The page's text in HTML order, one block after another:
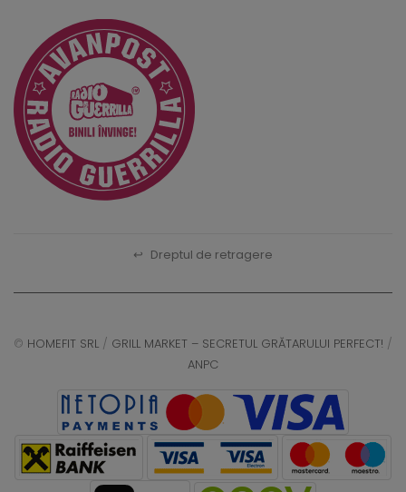
↩ Dreptul de retragere
© HOMEFIT SRL / GRILL MARKET – SECRETUL GRĂTARULUI PERFECT! /
ANPC